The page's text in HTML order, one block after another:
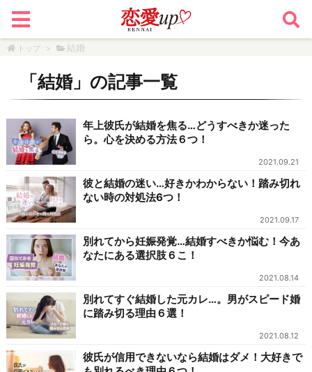
トップ > 結婚
「結婚」の記事一覧
年上彼氏が結婚を焦る…どうすべきか迷った
ら。心を決める方法６つ！
2021.09.21
彼と結婚の迷い…好きかわからない！踏み切れ
ない時の対処法6つ！
2021.09.17
別れてから妊娠発覚…結婚すべきか悩む！今あ
なたにある選択肢６こ！
2021.08.14
別れてすぐ結婚した元カレ…。男がスピード婚
に踏み切る理由６選！
2021.08.12
彼氏が信用できないなら結婚はダメ！大好きで